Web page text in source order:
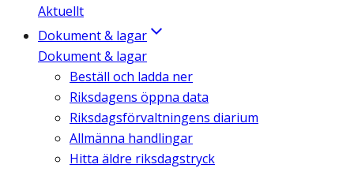
Aktuellt
Dokument & lagar
Dokument & lagar
Beställ och ladda ner
Riksdagens öppna data
Riksdagsförvaltningens diarium
Allmänna handlingar
Hitta äldre riksdagstryck